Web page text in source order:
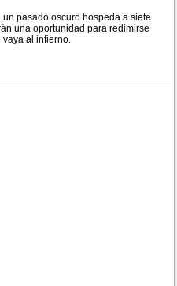
pasado oscuro hospeda a siete
una oportunidad para redimirse
al infierno.